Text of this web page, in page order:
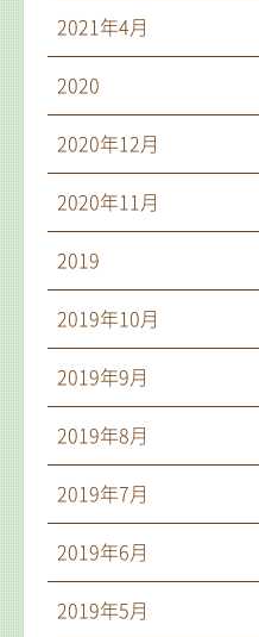
2021年4月
2020
2020年12月
2020年11月
2019
2019年10月
2019年9月
2019年8月
2019年7月
2019年6月
2019年5月